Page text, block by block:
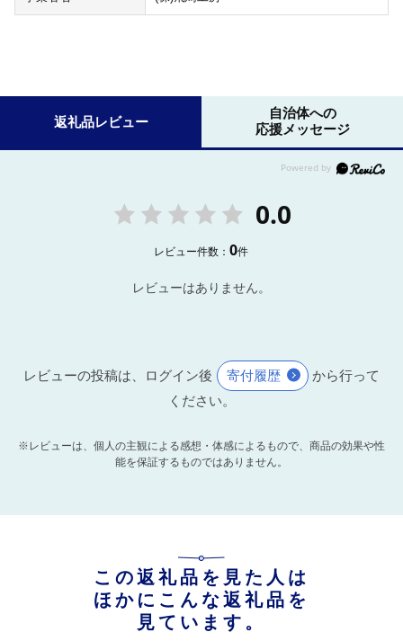
返礼品レビュー
自治体への
応援メッセージ
0.0
レビュー件数：0件
レビューはありません。
レビューの投稿は、ログイン後 寄付履歴
から行って
ください。
※レビューは、個人の主観による感想・体感によるもので、商品の効果や性
能を保証するものではありません。
この返礼品を見た人は
ほかにこんな返礼品を
見ています。